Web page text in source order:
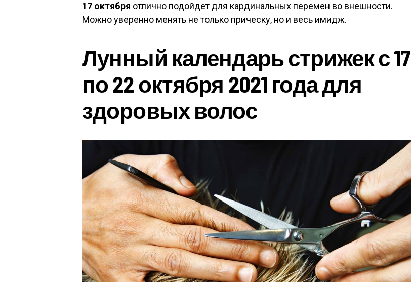
17 октября отлично подойдет для кардинальных перемен во внешности.
Можно уверенно менять не только прическу, но и весь имидж.
Лунный календарь стрижек с 17
по 22 октября 2021 года для
здоровых волос